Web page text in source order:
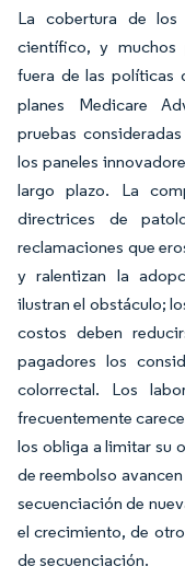
La cobertura de
científico, y muchos
fuera de las políticas
planes Medicare
pruebas
los paneles
largo plazo. La
directrices de
reclamaciones que
y ralentizan la
ilustran el obstáculo;
costos deben
pagadores los
colorrectal. Los
frecuentemente
los obliga a limitar su
de reembolso
secuenciación de
el crecimiento, de
de secuenciación.